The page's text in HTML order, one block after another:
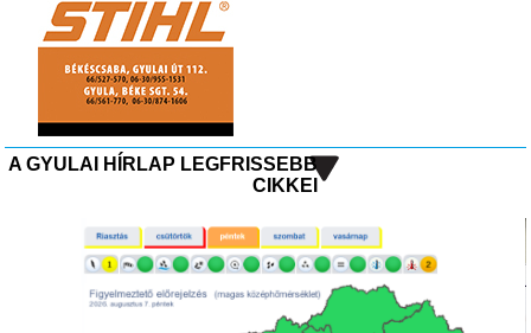
A GYULAI HÍRLAP LEGFRISSEBB
CIKKEI